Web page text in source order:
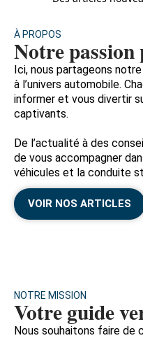
À PROPOS
Notre
Ici, nous partageons
à l’univers automobile.
informer et vous divertir
captivants.
De l’actualité à des
de vous accompagner
véhicules et la conduite
VOIR NOS ARTICLES
NOTRE MISSION
Votre guide
Nous souhaitons faire de